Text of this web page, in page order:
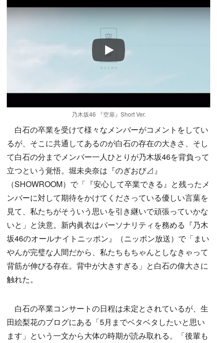
Play
乃木坂46 『空扉』Short Ver.
白石の卒業を受けて様々なメンバーがコメントをしてい
るが、そこに共通してあるのが白石の存在の大きさ、そし
て白石の分までメンバー一人ひとりが乃木坂46を背負って
立つという覚悟。堀未央奈は『のぎおび⊿』
（SHOWROOM）で「『安心して卒業できる』と残ったメ
ンバーに対して期待をかけてくださっている優しい言葉を
見て、私たちがそういう思いを引き継いで頑張っていかな
いと」と決意。新内眞衣はパーソナリティを務める『乃木
坂46のオールナイトニッポン』（ニッポン放送）で「まい
やんが完璧な人間だから、私たちもちゃんとしなきゃって
背筋が伸びる存在。背中が大きすぎる」と白石の偉大さに
触れた。
白石の卒業コンサートの日程は未定とされているが、生
田絵梨花のブログにある「5月までベタベタしたいと思い
ます」という一文から大体の時期が読み取れる。「後輩も